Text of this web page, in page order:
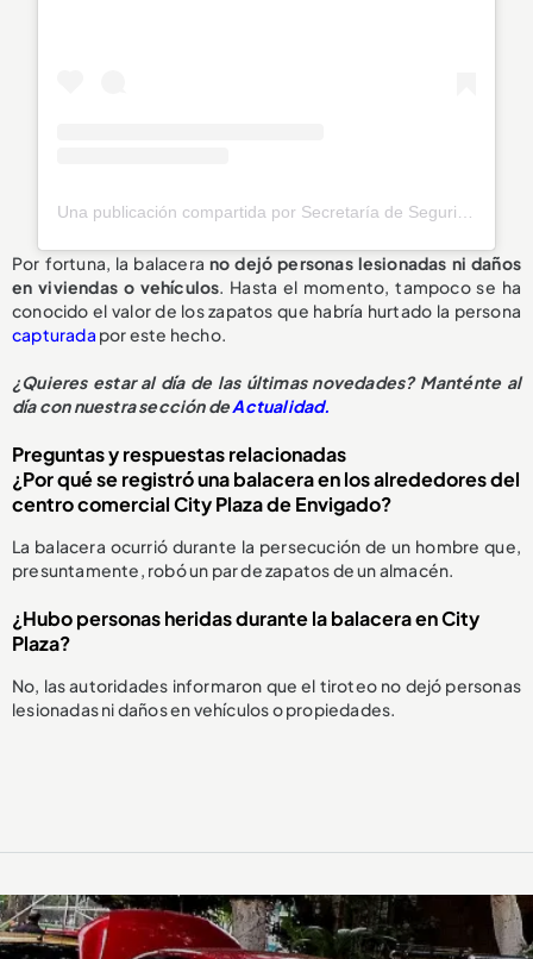
Por fortuna, la balacerano dejó personas lesionadas ni daños
en viviendas o vehículos. Hasta el momento, tampoco se ha
conocido el valor de los zapatos que habría hurtado la persona
capturada por este hecho.
¿Quieres estar al día de las últimas novedades? Manténte al
día con nuestra sección deActualidad.
Preguntas y respuestas relacionadas
¿Por qué se registró una balacera en los alrededores del
centro comercial City Plaza de Envigado?
La balacera ocurrió durante la persecución de un hombre que,
presuntamente, robó un par de zapatos de un almacén.
¿Hubo personas heridas durante la balacera en City
Plaza?
No, las autoridades informaron que el tiroteo no dejó personas
lesionadas ni daños en vehículos o propiedades.